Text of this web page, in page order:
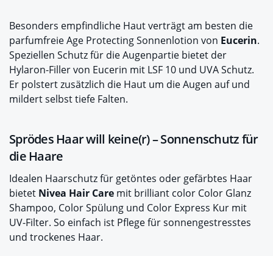
Besonders empfindliche Haut verträgt am besten die
parfumfreie Age Protecting Sonnenlotion von Eucerin.
Speziellen Schutz für die Augenpartie bietet der
Hylaron-Filler von Eucerin mit LSF 10 und UVA Schutz.
Er polstert zusätzlich die Haut um die Augen auf und
mildert selbst tiefe Falten.
Sprödes Haar will keine(r) – Sonnenschutz für
die Haare
Idealen Haarschutz für getöntes oder gefärbtes Haar
bietet Nivea Hair Care mit brilliant color Color Glanz
Shampoo, Color Spülung und Color Express Kur mit
UV-Filter. So einfach ist Pflege für sonnengestresstes
und trockenes Haar.